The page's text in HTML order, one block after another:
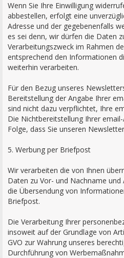
Wenn Sie Ihre Einwilligung
abbestellen, erfolgt eine
Adresse und der gegebenenfalls
es sei denn, wir dürfen die Daten
Verarbeitungszweck im Rahmen
entsprechend den Informationen
weiterhin verarbeiten.
Für den Bezug unseres
Bereitstellung der Angabe Ihrer
sind nicht dazu verpflichtet, Ihre
Die Nichtbereitstellung Ihrer
Folge, dass Sie unseren
5. Werbung per Briefpost
Wir verarbeiten die von Ihnen
Daten zu Vor- und Nachname
die Übersendung von
Briefpost.
Die Verarbeitung Ihrer
insoweit auf der Grundlage von
GVO zur Wahrung unseres
Durchführung von